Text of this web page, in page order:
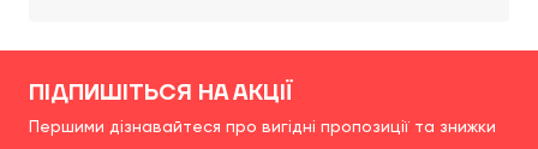
ПІДПИШІТЬСЯ НА АКЦІЇ
Першими дізнавайтеся про вигідні пропозиції та знижки